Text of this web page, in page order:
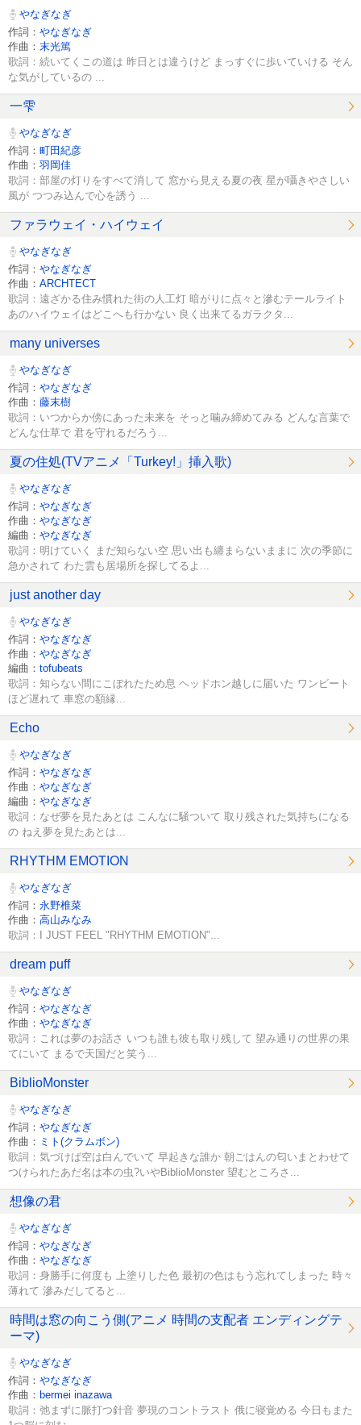
やなぎなぎ
作詞： やなぎなぎ
作曲： 末光篤
歌詞：続いてくこの道は 昨日とは違うけど まっすぐに歩いていける そん
な気がしているの ...
一雫
やなぎなぎ
作詞： 町田紀彦
作曲： 羽岡佳
歌詞：部屋の灯りをすべて消して 窓から見える夏の夜 星が囁きやさしい
風が つつみ込んで心を誘う ...
ファラウェイ・ハイウェイ
やなぎなぎ
作詞： やなぎなぎ
作曲： ARCHTECT
歌詞：遠ざかる住み慣れた街の人工灯 暗がりに点々と滲むテールライト
あのハイウェイはどこへも行かない 良く出来てるガラクタ...
many universes
やなぎなぎ
作詞： やなぎなぎ
作曲： 藤末樹
歌詞：いつからか傍にあった未来を そっと噛み締めてみる どんな言葉で
どんな仕草で 君を守れるだろう...
夏の住処(TVアニメ「Turkey!」挿入歌)
やなぎなぎ
作詞： やなぎなぎ
作曲： やなぎなぎ
編曲： やなぎなぎ
歌詞：明けていく まだ知らない空 思い出も纏まらないままに 次の季節に
急かされて わた雲も居場所を探してるよ...
just another day
やなぎなぎ
作詞： やなぎなぎ
作曲： やなぎなぎ
編曲： tofubeats
歌詞：知らない間にこぼれたため息 ヘッドホン越しに届いた ワンビート
ほど遅れて 車窓の額縁...
Echo
やなぎなぎ
作詞： やなぎなぎ
作曲： やなぎなぎ
編曲： やなぎなぎ
歌詞：なぜ夢を見たあとは こんなに騒ついて 取り残された気持ちになる
の ねえ夢を見たあとは...
RHYTHM EMOTION
やなぎなぎ
作詞： 永野椎菜
作曲： 高山みなみ
歌詞：I JUST FEEL "RHYTHM EMOTION"...
dream puff
やなぎなぎ
作詞： やなぎなぎ
作曲： やなぎなぎ
歌詞：これは夢のお話さ いつも誰も彼も取り残して 望み通りの世界の果
てにいて まるで天国だと笑う...
BiblioMonster
やなぎなぎ
作詞： やなぎなぎ
作曲： ミト(クラムボン)
歌詞：気づけば空は白んでいて 早起きな誰か 朝ごはんの匂いまとわせて
つけられたあだ名は本の虫?いやBiblioMonster 望むところさ...
想像の君
やなぎなぎ
作詞： やなぎなぎ
作曲： やなぎなぎ
歌詞：身勝手に何度も 上塗りした色 最初の色はもう忘れてしまった 時々
薄れて 滲みだしてると...
時間は窓の向こう側(アニメ 時間の支配者 エンディングテ
ーマ)
やなぎなぎ
作詞： やなぎなぎ
作曲： bermei inazawa
歌詞：弛まずに脈打つ針音 夢現のコントラスト 俄に寝覚める 今日もまた